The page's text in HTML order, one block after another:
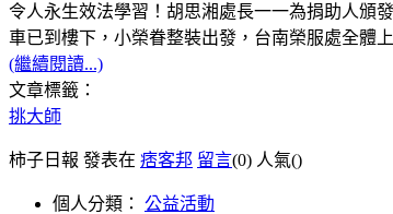
令人永生效法學習！胡思湘處長一一為捐助人頒
車已到樓下，小榮眷整裝出發，台南榮服處全體
(繼續閱讀...)
文章標籤：
挑大師
柿子日報 發表在 痞客邦 留言(0) 人氣()
個人分類： 公益活動